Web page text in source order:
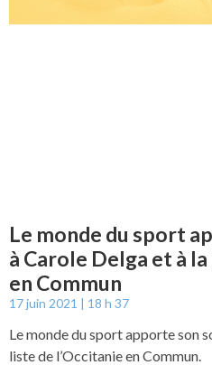
Le monde du sport
à Carole Delga et à
en Commun
17 juin 2021 18 h 37
Le monde du sport apporte son
liste de l’Occitanie en Commun.